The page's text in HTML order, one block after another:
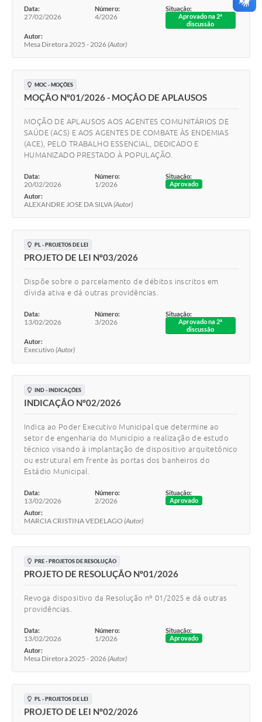
Data:
27/02/2026
Número:
4/2026
Situação:
Aprovado na 2ª
discussão
Autor:
Mesa Diretora 2025 - 2026(Autor)
MOC - MOÇÕES
MOÇÃO Nº01/2026 - MOÇÃO DE APLAUSOS
MOÇÃO DE APLAUSOS AOS AGENTES COMUNITÁRIOS DE
SAÚDE (ACS) E AOS AGENTES DE COMBATE ÀS ENDEMIAS
(ACE), PELO TRABALHO ESSENCIAL, DEDICADO E
HUMANIZADO PRESTADO À POPULAÇÃO.
Data:
20/02/2026
Número:
1/2026
Situação:
Aprovado
Autor:
ALEXANDRE JOSE DA SILVA(Autor)
PL - PROJETOS DE LEI
PROJETO DE LEI Nº03/2026
Dispõe sobre o parcelamento de débitos inscritos em
dívida ativa e dá outras providências.
Data:
13/02/2026
Número:
3/2026
Situação:
Aprovado na 2ª
discussão
Autor:
Executivo (Autor)
IND - INDICAÇÕES
INDICAÇÃO Nº02/2026
Indica ao Poder Executivo Municipal que determine ao
setor de engenharia do Município a realização de estudo
técnico visando à implantação de dispositivo arquitetônico
ou estrutural em frente às portas dos banheiros do
Estádio Municipal.
Data:
13/02/2026
Número:
2/2026
Situação:
Aprovado
Autor:
MARCIA CRISTINA VEDELAGO (Autor)
PRE - PROJETOS DE RESOLUÇÃO
PROJETO DE RESOLUÇÃO Nº01/2026
Revoga dispositivo da Resolução nº 01/2025 e dá outras
providências.
Data:
13/02/2026
Número:
1/2026
Situação:
Aprovado
Autor:
Mesa Diretora 2025 - 2026(Autor)
PL - PROJETOS DE LEI
PROJETO DE LEI Nº02/2026